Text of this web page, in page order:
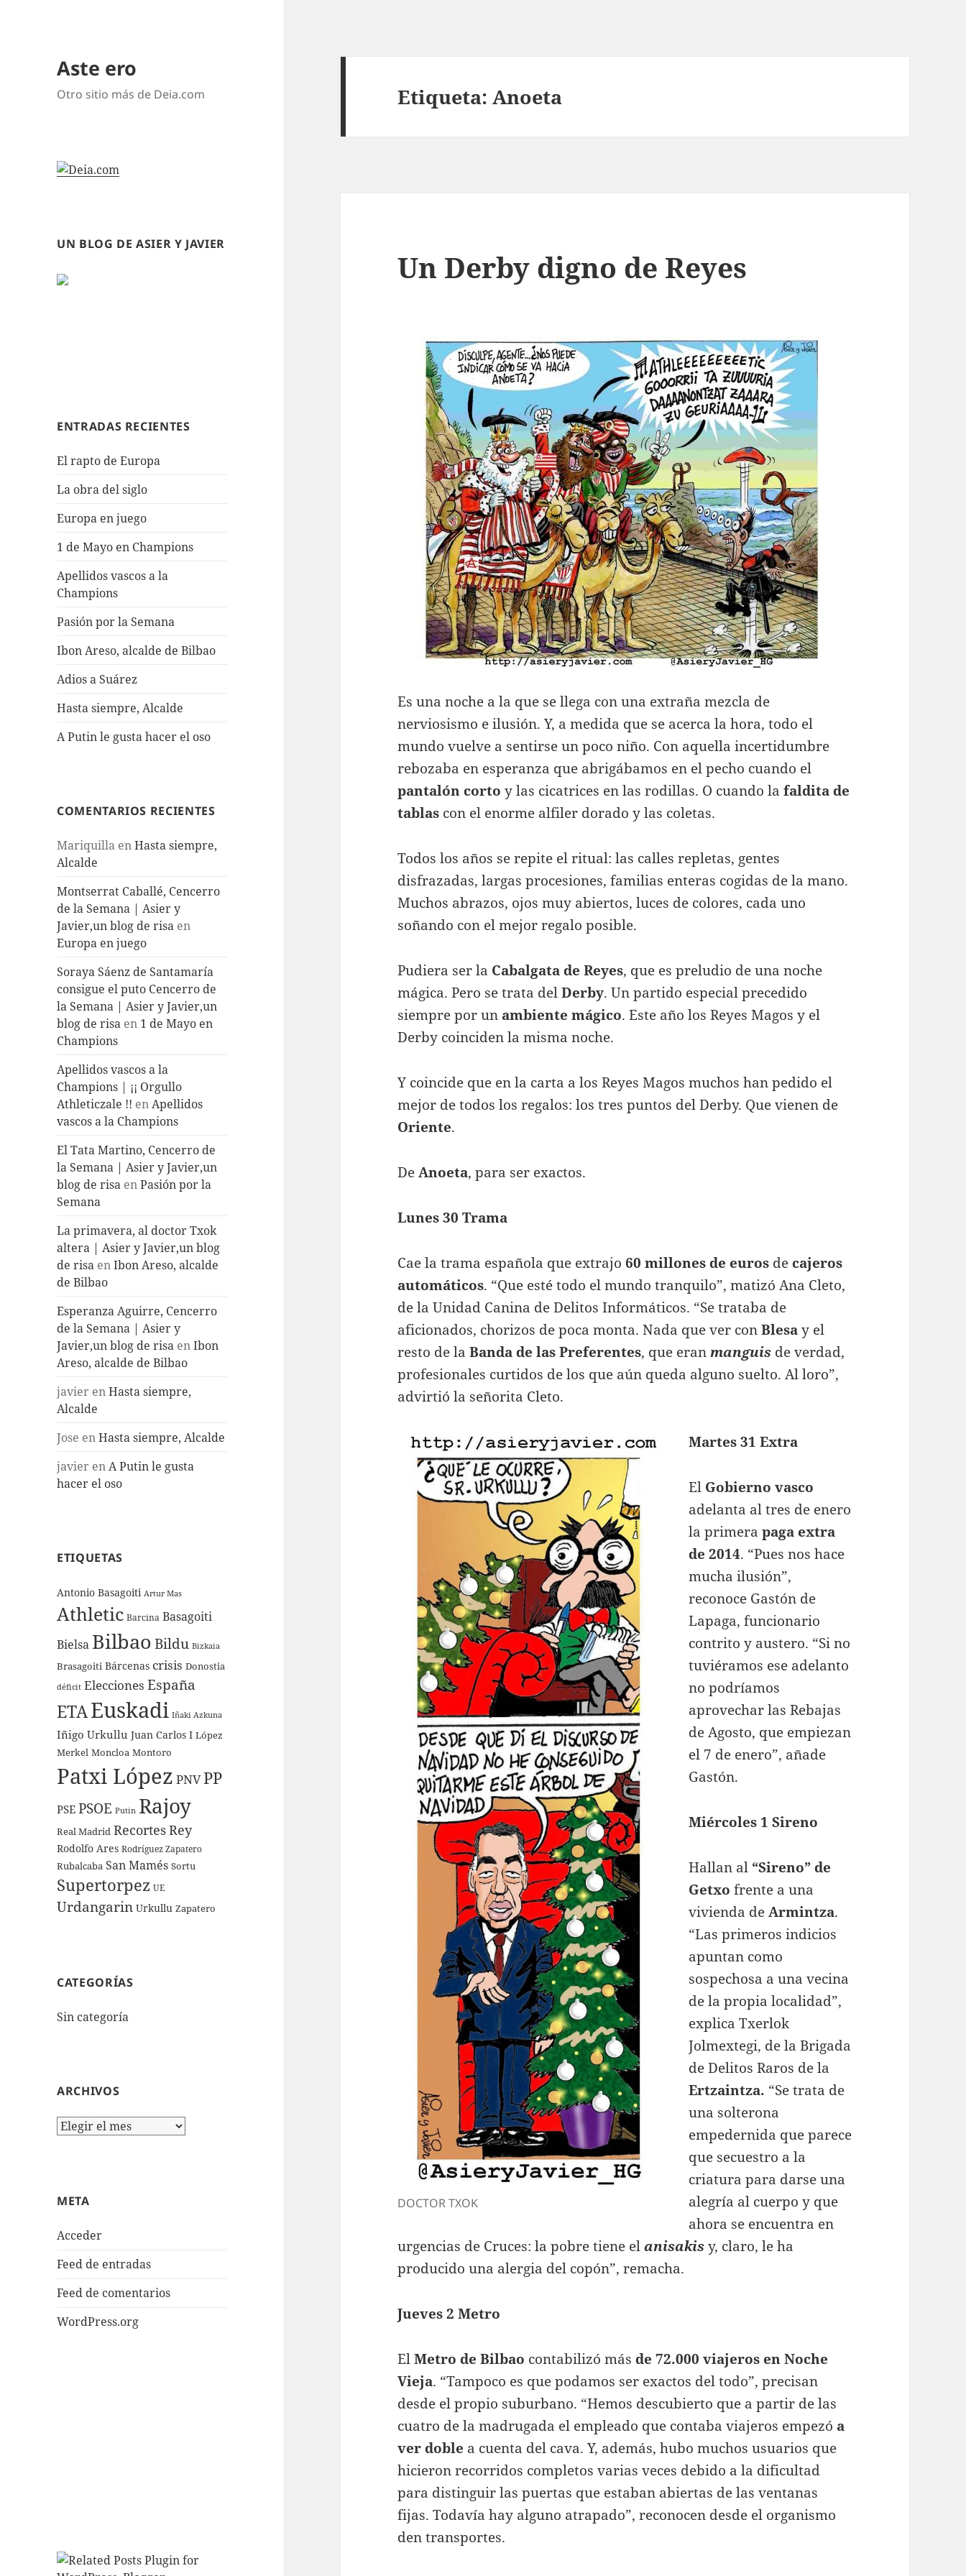
Aste ero
Otro sitio más de Deia.com
UN BLOG DE ASIER Y JAVIER
ENTRADAS RECIENTES
El rapto de Europa
La obra del siglo
Europa en juego
1 de Mayo en Champions
Apellidos vascos a la
Champions
Pasión por la Semana
Ibon Areso, alcalde de Bilbao
Adios a Suárez
Hasta siempre, Alcalde
A Putin le gusta hacer el oso
COMENTARIOS RECIENTES
Mariquilla enHasta siempre,
Alcalde
Montserrat Caballé, Cencerro
de la Semana | Asier y
Javier,un blog de risa en
Europa en juego
Soraya Sáenz de Santamaría
consigue el puto Cencerro de
la Semana | Asier y Javier,un
blog de risa en 1 de Mayo en
Champions
Apellidos vascos a la
Champions | ¡¡ Orgullo
Athleticzale !! enApellidos
vascos a la Champions
El Tata Martino, Cencerro de
la Semana | Asier y Javier,un
blog de risa enPasión por la
Semana
La primavera, al doctor Txok
altera | Asier y Javier,un blog
de risa enIbon Areso, alcalde
de Bilbao
Esperanza Aguirre, Cencerro
de la Semana | Asier y
Javier,un blog de risa enIbon
Areso, alcalde de Bilbao
javier enHasta siempre,
Alcalde
Jose enHasta siempre, Alcalde
javier enA Putin le gusta
hacer el oso
ETIQUETAS
Antonio Basagoiti Artur Mas
Athletic Barcina Basagoiti
Bielsa Bilbao Bildu Bizkaia
Brasagoiti Bárcenas crisis Donostia
déficit Elecciones España
ETAEuskadi Iñaki Azkuna
Iñigo Urkullu Juan Carlos I López
Merkel Moncloa Montoro
Patxi López PNVPP
PSE PSOE Putin Rajoy
Real Madrid RecortesRey
Rodolfo Ares Rodríguez Zapatero
Rubalcaba San Mamés Sortu
Supertorpez UE
Urdangarin Urkullu Zapatero
CATEGORÍAS
Sin categoría
ARCHIVOS
Archivos
META
Acceder
Feed de entradas
Feed de comentarios
WordPress.org
Etiqueta:Anoeta
Un Derby digno de Reyes
Es una noche a la que se llega con una extraña mezcla de
nerviosismo e ilusión. Y, a medida que se acerca la hora, todo el
mundo vuelve a sentirse un poco niño. Con aquella incertidumbre
rebozaba en esperanza que abrigábamos en el pecho cuando el
pantalón corto y las cicatrices en las rodillas. O cuando lafaldita de
tablas con el enorme alfiler dorado y las coletas.
Todos los años se repite el ritual: las calles repletas, gentes
disfrazadas, largas procesiones, familias enteras cogidas de la mano.
Muchos abrazos, ojos muy abiertos, luces de colores, cada uno
soñando con el mejor regalo posible.
Pudiera ser la Cabalgata de Reyes, que es preludio de una noche
mágica. Pero se trata delDerby. Un partido especial precedido
siempre por un ambiente mágico. Este año los Reyes Magos y el
Derby coinciden la misma noche.
Y coincide que en la carta a los Reyes Magos muchos han pedido el
mejor de todos los regalos: los tres puntos del Derby. Que vienen de
Oriente.
DeAnoeta, para ser exactos.
Lunes 30 Trama
Cae la trama española que extrajo60 millones de euros de cajeros
automáticos. “Que esté todo el mundo tranquilo”, matizó Ana Cleto,
de la Unidad Canina de Delitos Informáticos. “Se trataba de
aficionados, chorizos de poca monta. Nada que ver conBlesay el
resto de laBanda de las Preferentes, que eranmanguis de verdad,
profesionales curtidos de los que aún queda alguno suelto. Al loro”,
advirtió la señorita Cleto.
DOCTOR TXOK
Martes 31 Extra
El Gobierno vasco
adelanta al tres de enero
la primerapaga extra
de 2014. “Pues nos hace
mucha ilusión”,
reconoce Gastón de
Lapaga, funcionario
contrito y austero. “Si no
tuviéramos ese adelanto
no podríamos
aprovechar las Rebajas
de Agosto, que empiezan
el 7 de enero”, añade
Gastón.
Miércoles 1 Sireno
Hallan al “Sireno” de
Getxo frente a una
vivienda deArmintza.
“Las primeros indicios
apuntan como
sospechosa a una vecina
de la propia localidad”,
explica Txerlok
Jolmextegi, de la Brigada
de Delitos Raros de la
Ertzaintza. “Se trata de
una solterona
empedernida que parece
que secuestro a la
criatura para darse una
alegría al cuerpo y que
ahora se encuentra en
urgencias de Cruces: la pobre tiene elanisakisy, claro, le ha
producido una alergia del copón”, remacha.
Jueves 2 Metro
ElMetro de Bilbao contabilizó más de 72.000 viajeros en Noche
Vieja. “Tampoco es que podamos ser exactos del todo”, precisan
desde el propio suburbano. “Hemos descubierto que a partir de las
cuatro de la madrugada el empleado que contaba viajeros empezó a
ver doble a cuenta del cava. Y, además, hubo muchos usuarios que
hicieron recorridos completos varias veces debido a la dificultad
para distinguir las puertas que estaban abiertas de las ventanas
fijas. Todavía hay alguno atrapado”, reconocen desde el organismo
den transportes.